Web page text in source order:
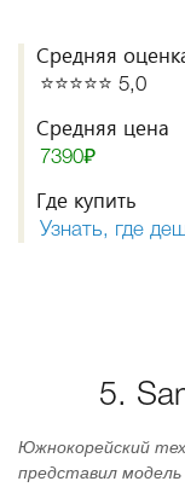
Средняя
⭐️⭐️⭐️⭐️⭐️ 5,0
Средняя цена
7390₽
Где купить
Узнать, где
5.
Южнокорейский
представил